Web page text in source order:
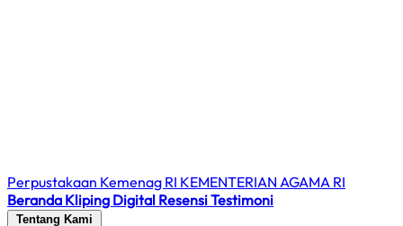
Perpustakaan Kemenag RI KEMENTERIAN AGAMA RI
Beranda Kliping Digital ResensiTestimoni
Tentang Kami